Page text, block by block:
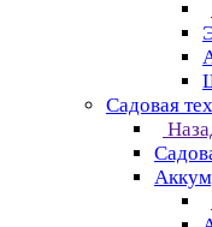
Cадовая